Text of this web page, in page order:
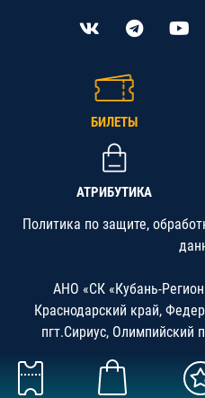
БИЛЕТЫ
АТРИБУТИКА
Политика по защите,
АНО «СК «Кубань-
Краснодарский край,
пгт.Сириус, Олимпийский